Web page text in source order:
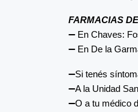
FARMACIAS
➖ En Chaves:
➖ En De la
➖Si tenés
➖A la Unidad
➖O a tu médico